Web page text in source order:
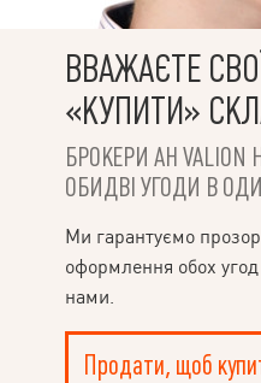
ВВАЖАЄТЕ
«КУПИТИ»
БРОКЕРИ АН
ОБИДВІ УГОДИ В
Ми гарантуємо
оформлення обох
нами.
Продати, щоб